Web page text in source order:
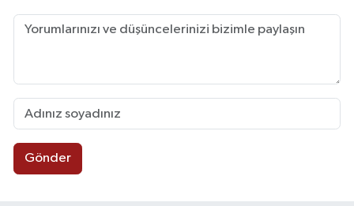
Gönder